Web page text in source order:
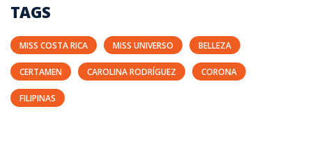
TAGS
MISS COSTA RICA MISS UNIVERSO BELLEZA
CERTAMEN CAROLINA RODRÍGUEZ CORONA
FILIPINAS